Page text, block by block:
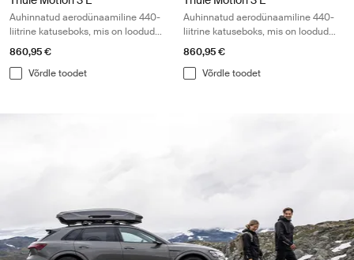
Auhinnatud aerodünaamiline 440-
liitrine katuseboks, mis on loodud
väliseiklusteks
860,95 €
Võrdle toodet
Auhinnatud aerodünaamiline 440-
liitrine katuseboks, mis on loodud
väliseiklusteks
860,95 €
Võrdle toodet